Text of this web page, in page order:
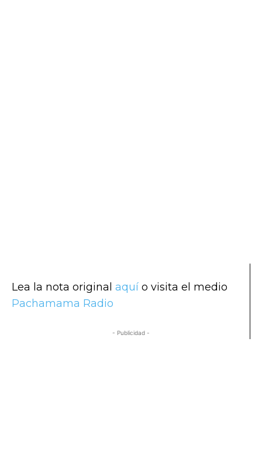
Lea la nota original aquí o visita el medio
Pachamama Radio
- Publicidad -